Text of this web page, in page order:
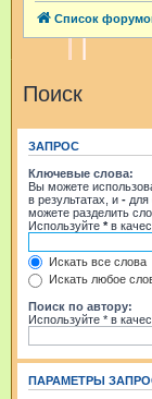
Список
Поиск
ЗАПРОС
Ключевые слова:
Вы можете
в результатах, и - для
можете разделить
Используйте *в
Искать все слова
Искать любое
Поиск по автору:
Используйте * в
ПАРАМЕТРЫ